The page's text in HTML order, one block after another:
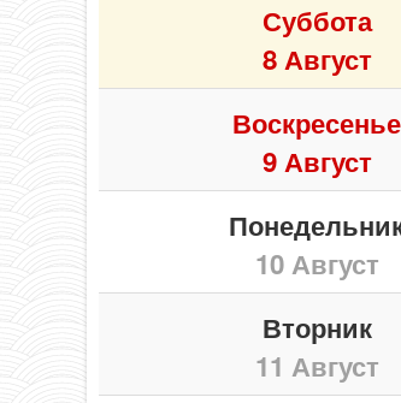
Суббота
8 Август
Воскресенье
9 Август
10 Август
Вторник
11 Август